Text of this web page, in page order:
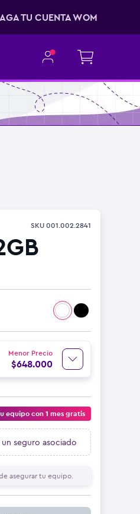
TU CUENTA WOM
SKU 001.002.2841
Menor Precio
$648.000
equipo con 1 mes gratis
seguro asociado
asegurar tu equipo.